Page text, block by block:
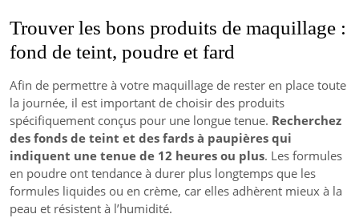
Trouver les bons produits de maquillage :
fond de teint, poudre et fard
Afin de permettre à votre maquillage de rester en place toute
la journée, il est important de choisir des produits
spécifiquement conçus pour une longue tenue. Recherchez
des fonds de teint et des fards à paupières qui
indiquent une tenue de 12 heures ou plus. Les formules
en poudre ont tendance à durer plus longtemps que les
formules liquides ou en crème, car elles adhèrent mieux à la
peau et résistent à l’humidité.